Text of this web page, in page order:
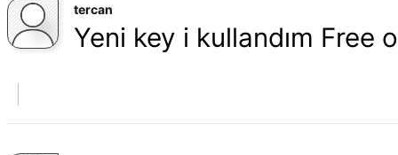
tercan
Yeni key i kullandım Free